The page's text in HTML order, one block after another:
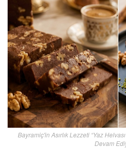
Bayramiç'in Asırlık Lezzeti “Yaz
Devam